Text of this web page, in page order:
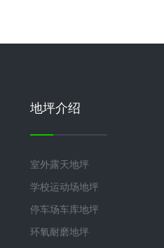
地坪介绍
室外露天地坪
学校运动场地坪
停车场车库地坪
环氧耐磨地坪